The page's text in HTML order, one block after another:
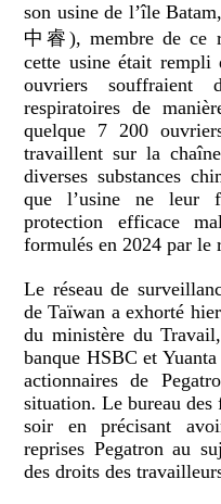
son usine de l’île
中睿), membre de ce
cette usine était rempli
ouvriers
respiratoires de
quelque 7 200
travaillent sur la
diverses substances
que l’usine ne leur
protection efficace
formulés en 2024 par le
Le réseau de
de Taïwan a exhorté
du ministère du
banque HSBC et
actionnaires de
situation. Le bureau
soir en précisant
reprises Pegatron au
des droits des